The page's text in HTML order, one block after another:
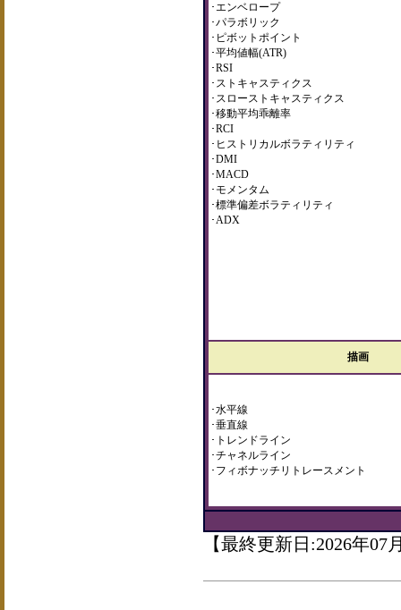
･エンベロープ
･パラボリック
･ピボットポイント
･平均値幅(ATR)
･RSI
･ストキャスティクス
･スローストキャスティクス
･移動平均乖離率
･RCI
･ヒストリカルボラティリティ
･DMI
･MACD
･モメンタム
･標準偏差ボラティリティ
･ADX
描画
･水平線
･垂直線
･トレンドライン
･チャネルライン
･フィボナッチリトレースメント
【最終更新日:2026年07